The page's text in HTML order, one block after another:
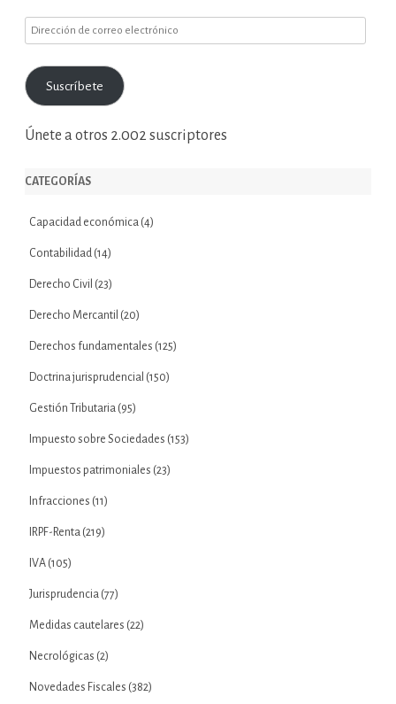
Dirección
correo
electrónico
Suscríbete
Únete a otros 2.002 suscriptores
CATEGORÍAS
Capacidad económica (4)
Contabilidad (14)
Derecho Civil (23)
Derecho Mercantil (20)
Derechos fundamentales (125)
Doctrina jurisprudencial (150)
Gestión Tributaria (95)
Impuesto sobre Sociedades (153)
Impuestos patrimoniales (23)
Infracciones (11)
IRPF-Renta (219)
IVA (105)
Jurisprudencia (77)
Medidas cautelares (22)
Necrológicas (2)
Novedades Fiscales (382)